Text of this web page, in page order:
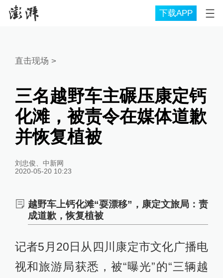
下载APP
直击现场 >
三名越野车主碾压康定钙
化滩，被责令在媒体道歉
并恢复植被
刘忠俊、中新网
2020-05-20 10:23
越野车上钙化滩“耍漂移”，康定文旅局：责
成道歉，恢复植被
记者5月20日从四川康定市文化广播电
视和旅游局获悉，被“曝光”的“三辆越